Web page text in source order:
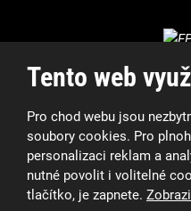
2026, Elektrárny Opatovice a.s.
Tento web
Pro chod webu jsou
soubory cookies. Pro
personalizaci reklam a
nutné povolit i volitelné
tlačítko, je zapnete.